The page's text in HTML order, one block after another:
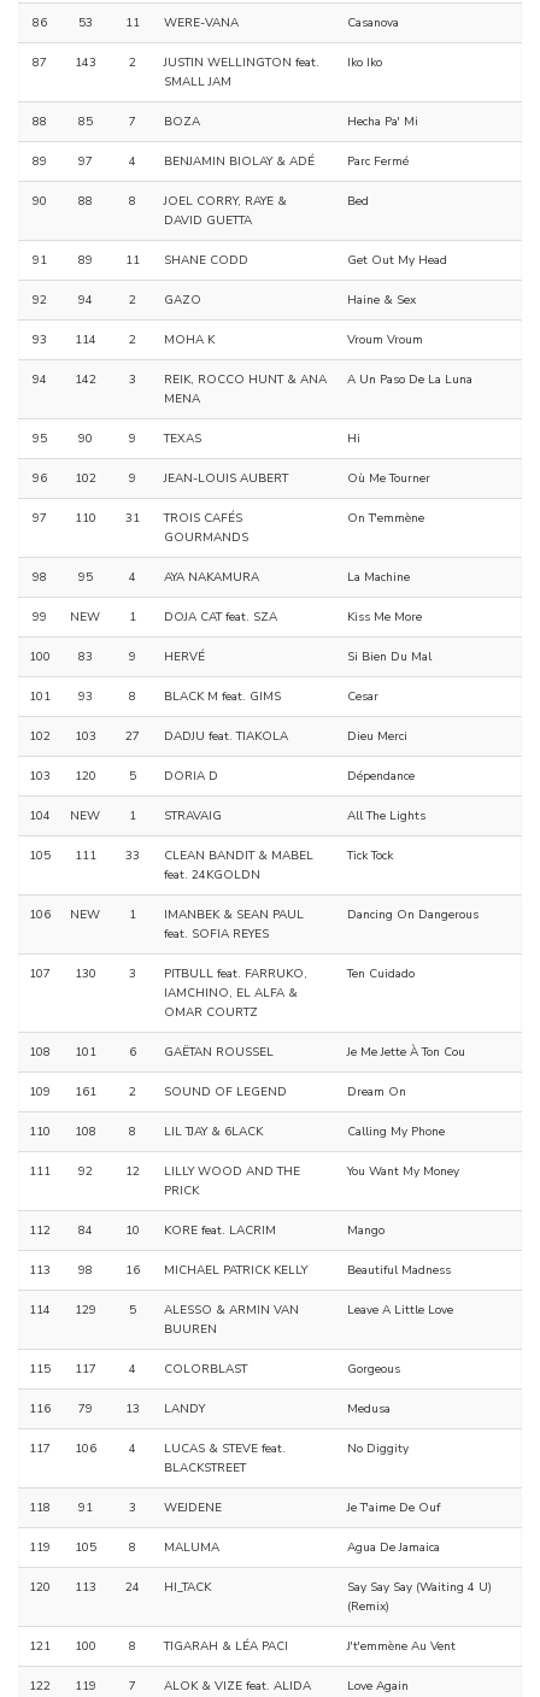
86 53 11 WERE-VANA Casanova
87 143 2
JUSTIN WELLINGTON feat.
SMALL JAM
Iko Iko
88 85 7 BOZA Hecha Pa' Mi
89 97 4 BENJAMIN BIOLAY & ADÉ Parc Fermé
90 88 8
JOEL CORRY, RAYE &
DAVID GUETTA
Bed
91 89 11 SHANE CODD Get Out My Head
92 94 2 GAZO Haine & Sex
93 114 2 MOHA K Vroum Vroum
94 142 3
REIK, ROCCO HUNT & ANA
MENA
A Un Paso De La Luna
95 90 9 TEXAS Hi
96 102 9 JEAN-LOUIS AUBERT Où Me Tourner
97 110 31
TROIS CAFÉS
GOURMANDS
On T'emmène
98 95 4 AYA NAKAMURA La Machine
99 NEW 1 DOJA CAT feat. SZA Kiss Me More
100 83 9 HERVÉ Si Bien Du Mal
101 93 8 BLACK M feat. GIMS Cesar
102 103 27 DADJU feat. TIAKOLA Dieu Merci
103 120 5 DORIA D Dépendance
104 NEW 1 STRAVAIG All The Lights
105 111 33
CLEAN BANDIT & MABEL
feat. 24KGOLDN
Tick Tock
106 NEW 1
IMANBEK & SEAN PAUL
feat. SOFIA REYES
Dancing On Dangerous
107 130 3
PITBULL feat. FARRUKO,
IAMCHINO, EL ALFA &
OMAR COURTZ
Ten Cuidado
108 101 6 GAËTAN ROUSSEL Je Me Jette À Ton Cou
109 161 2 SOUND OF LEGEND Dream On
110 108 8 LIL TJAY & 6LACK Calling My Phone
111 92 12
LILLY WOOD AND THE
PRICK
You Want My Money
112 84 10 KORE feat. LACRIM Mango
113 98 16 MICHAEL PATRICK KELLY Beautiful Madness
114 129 5
ALESSO & ARMIN VAN
BUUREN
Leave A Little Love
115 117 4 COLORBLAST Gorgeous
116 79 13 LANDY Medusa
117 106 4
LUCAS & STEVE feat.
BLACKSTREET
No Diggity
118 91 3 WEJDENE Je T'aime De Ouf
119 105 8 MALUMA Agua De Jamaica
120 113 24 HI_TACK
Say Say Say (Waiting 4 U)
(Remix)
121 100 8 TIGARAH & LÉA PACI J't'emmène Au Vent
122 119 7 ALOK & VIZE feat. ALIDA Love Again